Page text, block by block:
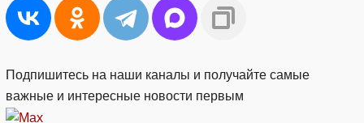
Подпишитесь на наши каналы и получайте самые
важные и интересные новости первым